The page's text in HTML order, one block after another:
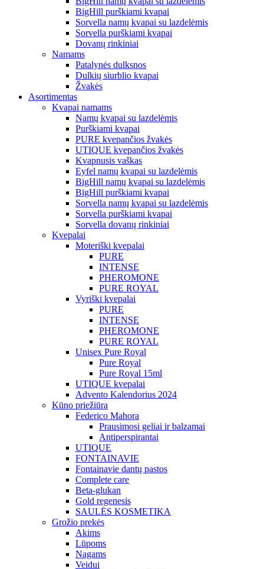
BigHill purškiami kvapai
Sorvella namų kvapai su lazdelėmis
Sorvella purškiami kvapai
Dovanų rinkiniai
Namams
Patalynės dulksnos
Dulkių siurblio kvapai
Žvakės
Asortimentas
Kvapai namams
Namų kvapai su lazdelėmis
Purškiami kvapai
PURE kvepančios žvakės
UTIQUE kvepančios žvakės
Kvapnusis vaškas
Eyfel namų kvapai su lazdelėmis
BigHill namų kvapai su lazdelėmis
BigHill purškiami kvapai
Sorvella namų kvapai su lazdelėmis
Sorvella purškiami kvapai
Sorvella dovanų rinkiniai
Kvepalai
Moteriški kvepalai
PURE
INTENSE
PHEROMONE
PURE ROYAL
Vyriški kvepalai
PURE
INTENSE
PHEROMONE
PURE ROYAL
Unisex Pure Royal
Pure Royal
Pure Royal 15ml
UTIQUE kvepalai
Advento Kalendorius 2024
Kūno priežiūra
Federico Mahora
Prausimosi geliai ir balzamai
Antiperspirantai
UTIQUE
FONTAINAVIE
Fontainavie dantų pastos
Complete care
Beta-glukan
Gold regenesis
SAULĖS KOSMETIKA
Grožio prekės
Akims
Lūpoms
Nagams
Veidui